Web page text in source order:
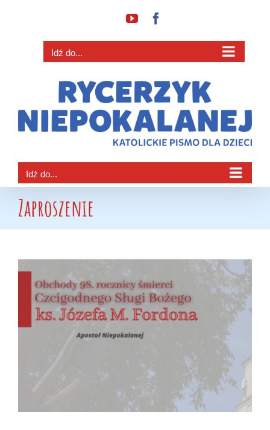
YouTube
Idź do...
Idź do...
Zaproszenie
większy
obrazek